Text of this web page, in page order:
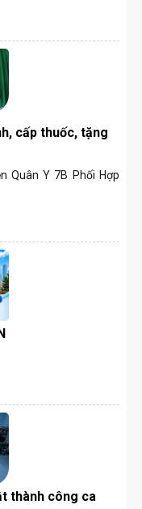
cấp thuốc, tặng
Quân Y 7B Phối Hợp
thành công ca